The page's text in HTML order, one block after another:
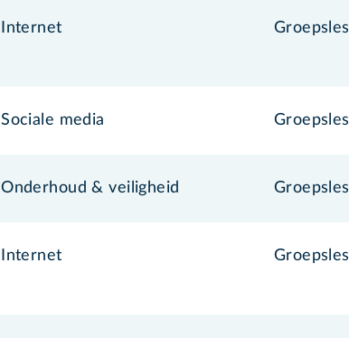
Internet Groepsles
Sociale media Groepsles
Onderhoud & veiligheid Groepsles
Internet Groepsles